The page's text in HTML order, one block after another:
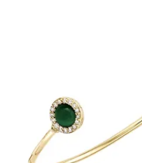
Nos offres bijoux